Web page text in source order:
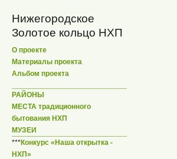
Нижегородское
Золотое кольцо НХП
О проекте
Материалы проекта
Альбом проекта
РАЙОНЫ
МЕСТА традиционного
бытования НХП
МУЗЕИ
***Конкурс «Наша открытка -
НХП»